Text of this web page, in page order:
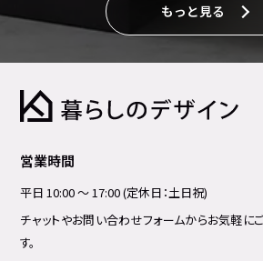
もっと見る
営業時間
平日 10:00 ～ 17:00 (定休日：土日祝)
チャットやお問い合わせフォームからお気軽に
す。